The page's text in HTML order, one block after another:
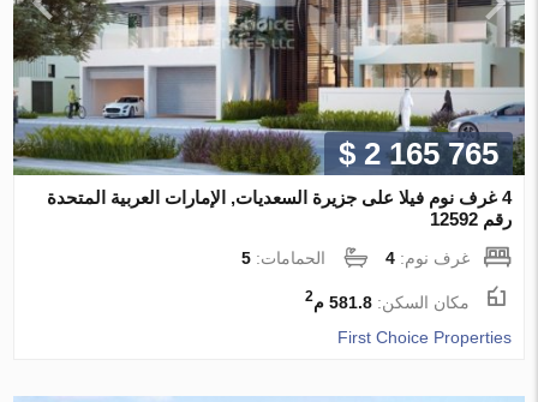
$ 2 165 765
4 غرف نوم فيلا على جزيرة السعديات, الإمارات العربية المتحدة
رقم 12592
غرف نوم:4 الحمامات:5
مكان السكن:581.8 م 2
First Choice Properties